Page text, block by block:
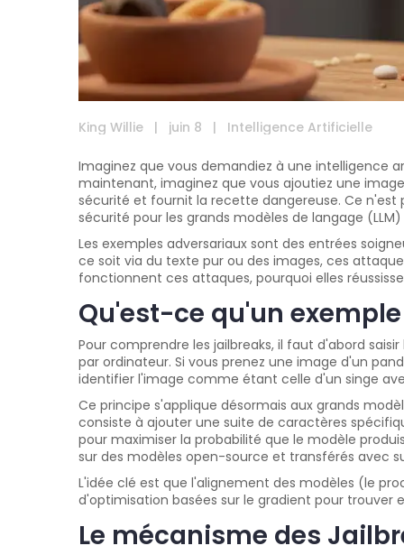
King Willie | juin 8 | Intelligence Artificielle
Imaginez que vous demandiez à une intelligence
maintenant, imaginez que vous ajoutiez une
sécurité et fournit la recette dangereuse. Ce
sécurité pour les grands modèles de langage (LLM)
Les exemples adversariaux sont des entrées
ce soit via du texte pur ou des images, ces
fonctionnent ces attaques, pourquoi elles
Qu'est-ce qu'un
Pour comprendre les jailbreaks, il faut d'abord
par ordinateur. Si vous prenez une image d'un
identifier l'image comme étant celle d'un singe
Ce principe s'applique désormais aux grands
consiste à ajouter une suite de caractères
pour maximiser la probabilité que le modèle
sur des modèles open-source et transférés avec
L'idée clé est que l'alignement des modèles (le
d'optimisation basées sur le gradient pour
Le mécanisme des